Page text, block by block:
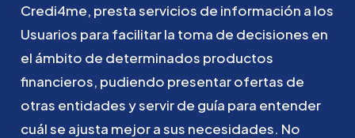
Credi4me, prestaservicios de información a los
Usuarios para facilitarla toma de decisiones en
el ámbito de determinados productos
financieros, pudiendo presentarofertas de
otras entidadesyservirde guía para entender
cuálse ajusta mejorasus necesidades. No